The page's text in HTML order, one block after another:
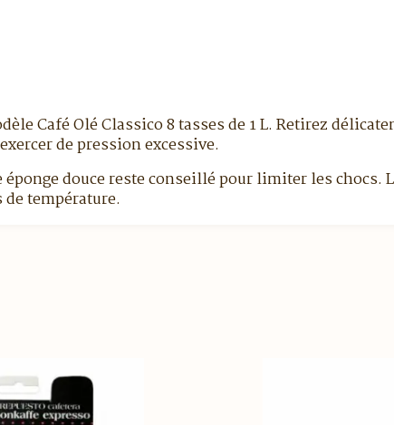
Café Olé Classico 8 tasses de 1 L. Retirez
de pression excessive.
douce reste conseillé pour limiter les chocs.
température.